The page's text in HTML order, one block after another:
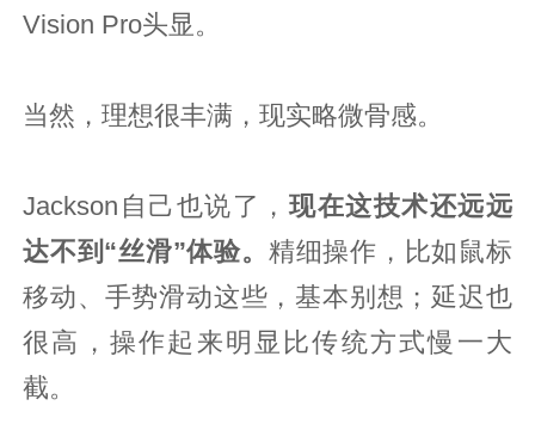
Vision Pro头显。
当然，理想很丰满，现实略微骨感。
Jackson自己也说了， 现在这技术还远远
达不到“丝滑”体验。 精细操作，比如鼠标
移动、手势滑动这些，基本别想；延迟也
很高，操作起来明显比传统方式慢一大
截。